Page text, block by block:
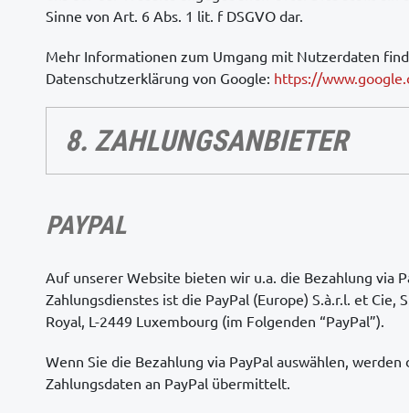
Sinne von Art. 6 Abs. 1 lit. f DSGVO dar.
Mehr Informationen zum Umgang mit Nutzerdaten
Datenschutzerklärung von Google: https://
8. ZAHLUNGSANBIETER
PAYPAL
Auf unserer Website bieten wir u.a. die Bezahlung via
Zahlungsdienstes ist die PayPal (Europe) S.à.r.l. et Cie,
Royal, L-2449 Luxembourg (im Folgenden “PayPal”).
Wenn Sie die Bezahlung via PayPal auswählen,
Zahlungsdaten an PayPal übermittelt.